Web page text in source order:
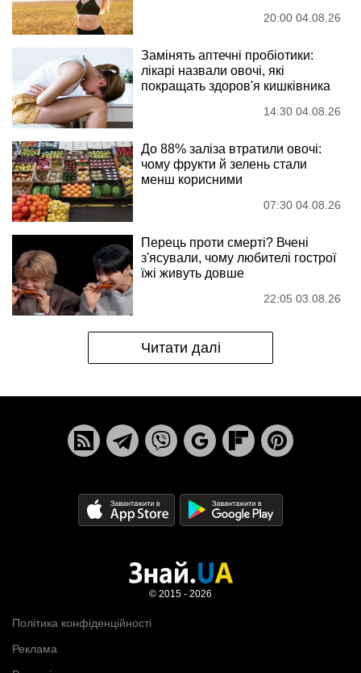
20:00 04.08.26
Замінять аптечні пробіотики:
лікарі назвали овочі, які
покращать здоров'я кишківника
14:30 04.08.26
До 88% заліза втратили овочі:
чому фрукти й зелень стали
менш корисними
07:30 04.08.26
Перець проти смерті? Вчені
з'ясували, чому любителі гострої
їжі живуть довше
22:05 03.08.26
Читати далі
Політика конфіденційності
Реклама
© 2015 - 2026